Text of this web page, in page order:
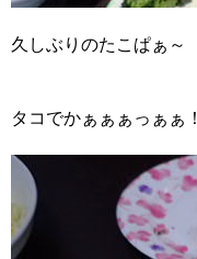
久しぶりのたこぱぁ～
タコでかぁぁぁっぁぁ！